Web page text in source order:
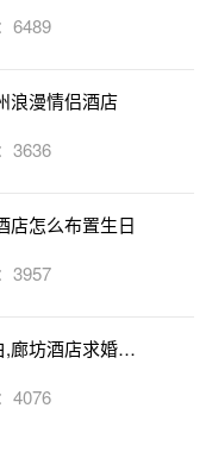
6489
浪漫情侣酒店
3636
店怎么布置生日
3957
廊坊酒店求婚布
4076